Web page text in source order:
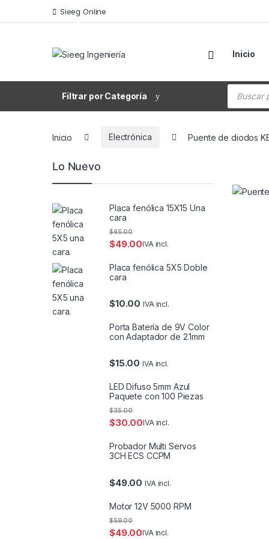
Sieeg Online
Inicio
Filtrar por Categoría
Inicio Electrónica Puente de diodos
Lo Nuevo
Placa fenólica 15X15 Una
cara
$49.00
$65.00
IVA incl.
Placa fenólica 5X5 Doble
cara
$10.00 IVA incl.
Porta Batería de 9V Color
con Adaptador de 2.1mm
$15.00 IVA incl.
LED Difuso 5mm Azul
Paquete con 100 Piezas
$30.00
$35.00
IVA incl.
Probador Multi Servos
3CH ECS CCPM
$49.00 IVA incl.
Motor 12V 5000 RPM
$49.00
$59.00
IVA incl.